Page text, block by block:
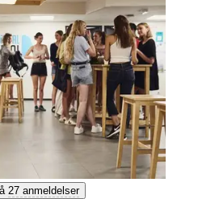
27 anmeldelser